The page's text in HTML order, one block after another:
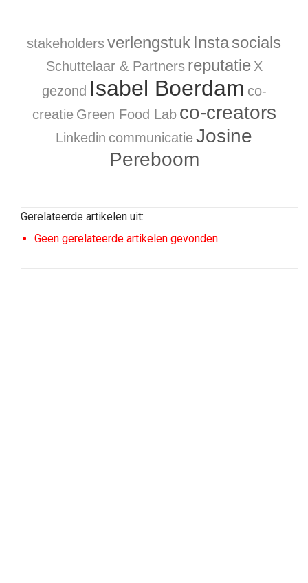
stakeholdersverlengstuk Instasocials
Schuttelaar & Partners reputatie X
gezond Isabel Boerdam co-
creatie Green Food Lab co-creators
Linkedin communicatieJosine
Pereboom
Gerelateerde artikelen uit:
Geen gerelateerde artikelen gevonden